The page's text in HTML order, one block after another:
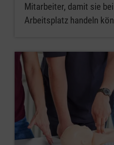
Mitarbeiter, damit sie
Arbeitsplatz handeln